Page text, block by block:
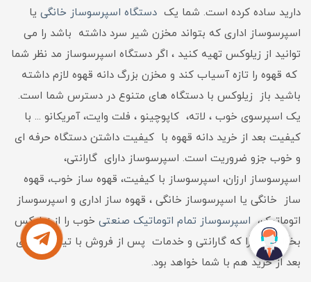
دارید ساده کرده است. شما یک دستگاه اسپرسوساز خانگی یا
اسپرسوساز اداری که بتواند مخزن شیر سرد داشته باشد را می
توانید از زیلوکس تهیه کنید ، اگر دستگاه اسپرسوساز مد نظر شما
که قهوه را تازه آسیاب کند و مخزن بزرگ دانه قهوه لازم داشته
باشید باز زیلوکس با دستگاه های متنوع در دسترس شما است.
یک اسپرسوی خوب ، لاته، کاپوچینو ، فلت وایت، آمریکانو ... با
کیفیت بعد از خرید دانه قهوه با کیفیت داشتن دستگاه حرفه ای
و خوب جزو ضروریت است. اسپرسوساز دارای گارانتی،
اسپرسوساز ارزان، اسپرسوساز با کیفیت، قهوه ساز خوب، قهوه
ساز خانگی یا اسپرسوساز خانگی ، قهوه ساز اداری و اسپرسوساز
اتوماتیک، اسپرسوساز تمام اتوماتیک صنعتی خوب را از زیلوکس
بخواهید، چرا که گارانتی و خدمات پس از فروش با تیم حرفه ای
بعد از خرید هم با شما خواهد بود.